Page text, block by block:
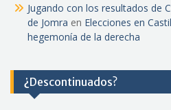
Jugando con los resultados de
de Jomra en Elecciones en
hegemonía de la derecha
¿Descontinuados?